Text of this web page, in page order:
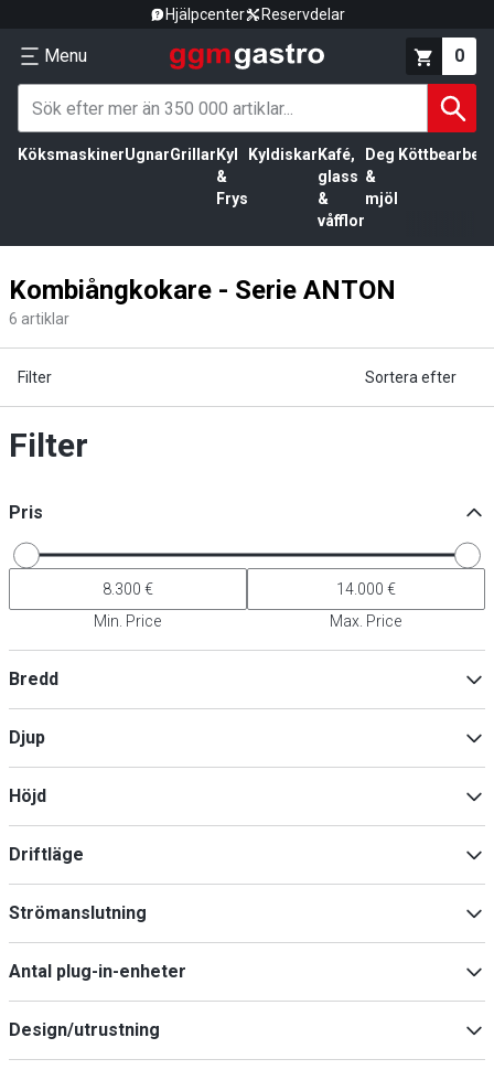
Hjälpcenter Reservdelar
Menu 0
KöksmaskinerUgnarGrillar Kyl
&
Frys
Kyldiskar Kafé,
glass
&
våfflor
Deg
&
mjöl
Kombiångkokare - Serie ANTON
6 artiklar
Filter Sortera efter
Filter
Pris
Min. Price Max. Price
Bredd
Djup
Höjd
Min
Driftläge
34183(3)
Strömanslutning
400V(3)
Antal plug-in-enheter
20(2 )
Design/utrustning